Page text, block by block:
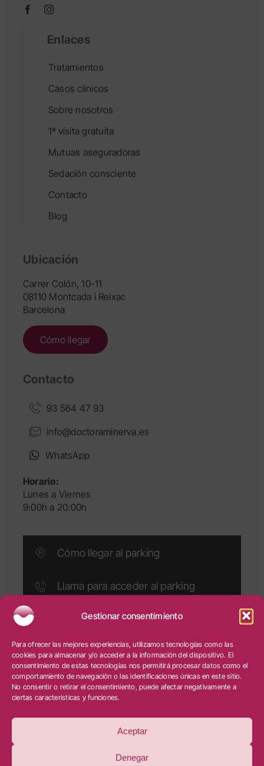
Gestionar consentimiento
Para ofrecer las mejores experiencias, utilizamos tecnologías como las
cookies para almacenar y/o acceder a la información del dispositivo. El
consentimiento de estas tecnologías nos permitirá procesar datos como el
comportamiento de navegación o las identificaciones únicas en este sitio.
No consentir o retirar el consentimiento, puede afectar negativamente a
ciertas características y funciones.
Aceptar
Denegar
Enlaces
Tratamientos
Casos clínicos
Sobre nosotros
1ª visita gratuita
Mutuas aseguradoras
Sedación consciente
Contacto
Blog
Ubicación
Carrer Colón, 10-11
08110 Montcada i Reixac
Barcelona
Cómo llegar
Contacto
93 564 47 93
info@doctoraminerva.es
WhatsApp
Horario:
Lunes a Viernes
9:00h a 20:00h
Cómo llegar al parking
Llama para acceder al parking
Aviso legal|Privacidad|Cookies|Diseño web:
qualitystudio
PROGRAMA KIT DIGITAL COFINANCIADO POR LOS
FONDOS NEXT GENERATION (EU) DEL MECANISMO
DE RECUPERACIÓN Y RESILIENCIA